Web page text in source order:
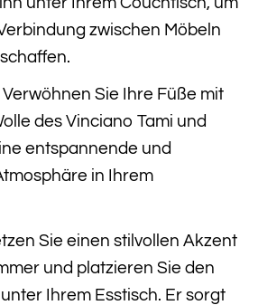
zwischen Möbeln
Sie Ihre Füße mit
des Vinciano Tami und
entspannende und
in Ihrem
Sie einen stilvollen Akzent
und platzieren Sie den
Ihrem Esstisch. Er sorgt